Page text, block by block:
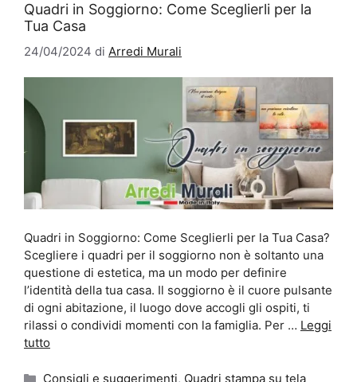
Quadri in Soggiorno: Come Sceglierli per la
Tua Casa
24/04/2024 di Arredi Murali
Quadri in Soggiorno: Come Sceglierli per la Tua Casa?
Scegliere i quadri per il soggiorno non è soltanto una
questione di estetica, ma un modo per definire
l’identità della tua casa. Il soggiorno è il cuore pulsante
di ogni abitazione, il luogo dove accogli gli ospiti, ti
rilassi o condividi momenti con la famiglia. Per … Leggi
tutto
Categorie
Consigli e suggerimenti, Quadri stampa su tela